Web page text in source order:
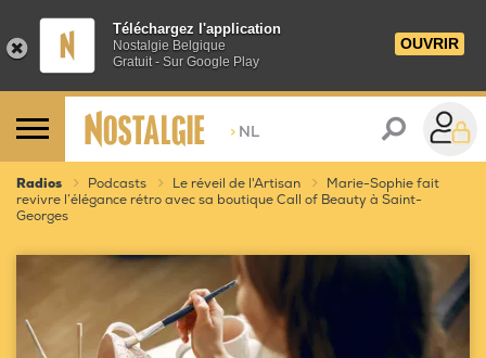
Téléchargez l'application
Nostalgie Belgique
Gratuit - Sur Google Play
OUVRIR
> NL
Radios Podcasts Le réveil de l'Artisan
Marie-Sophie fait
revivre l’élégance rétro avec sa boutique Call of Beauty à Saint-
Georges